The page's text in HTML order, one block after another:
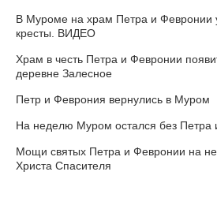
В Муроме на храм Петра и Февронии
кресты. ВИДЕО
Храм в честь Петра и Февронии
деревне Залесное
Петр и Феврония вернулись в Муром
На неделю Муром остался без Петра
Мощи святых Петра и Февронии на
Христа Спасителя